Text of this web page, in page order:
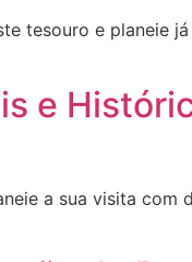
tesouro e planeie
e
a sua visita com